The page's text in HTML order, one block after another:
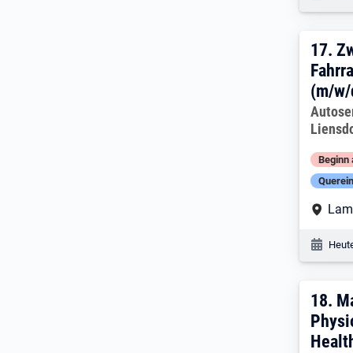
17.
17.
(m/
Beginn
18.
18.